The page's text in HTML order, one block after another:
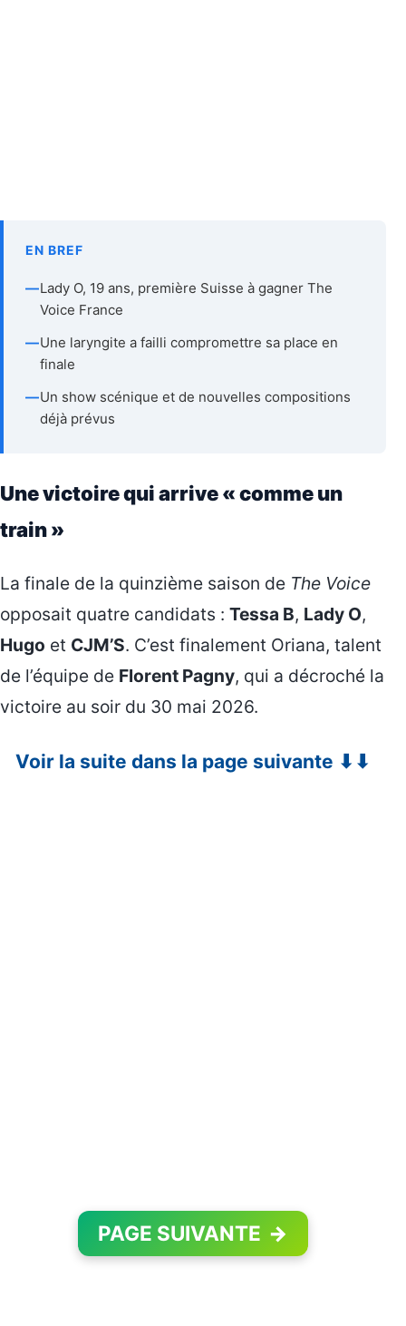
EN BREF
—Lady O, 19 ans, première Suisse à gagner The
Voice France
—Une laryngite a failli compromettre sa place en
finale
—Un show scénique et de nouvelles compositions
déjà prévus
Une victoire qui arrive « comme un
train »
La finale de la quinzième saison de The Voice
opposait quatre candidats : Tessa B, Lady O,
Hugo et CJM’S. C’est finalement Oriana, talent
de l’équipe de Florent Pagny, qui a décroché la
victoire au soir du 30 mai 2026.
Voir la suite dans la page suivante ⬇⬇
PAGE SUIVANTE →